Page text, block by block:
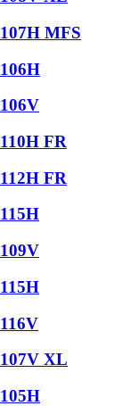
107H MFS
106H
106V
110H FR
112H FR
115H
109V
115H
116V
107V XL
105H